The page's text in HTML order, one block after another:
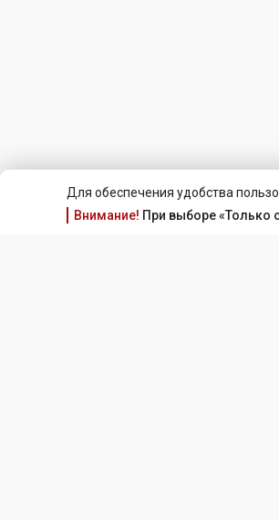
Для обеспечения удобства
Внимание! При выборе «Только